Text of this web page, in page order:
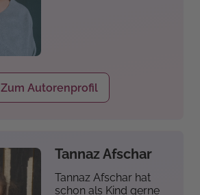
Zum Autorenprofil
Tannaz Afschar
Tannaz Afschar hat
schon als Kind gerne